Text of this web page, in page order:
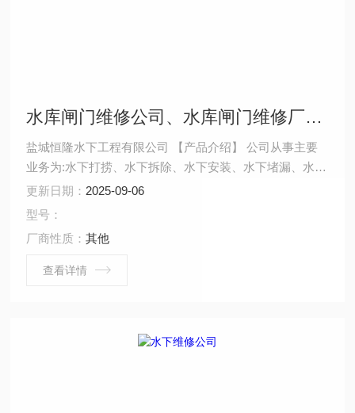
水库闸门维修公司、水库闸门维修厂家、水库闸门维修施工队
盐城恒隆水下工程有限公司 【产品介绍】 公司从事主要
业务为:水下打捞、水下拆除、水下安装、水下堵漏、水下
焊接、水下切割、水下摄像、水下探摸、沉井施工、水下
维修、水下检测、水下封堵、水下钻孔、水下检查、水下
更新日期： 2025-09-06
型号：
厂商性质：其他
查看详情